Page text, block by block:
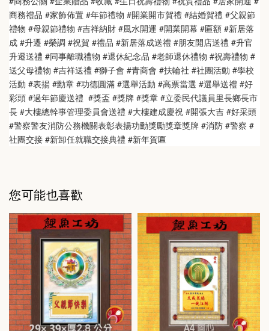
商務禮品 #家飾佈置 #年節禮物 #開業開市賀禮 #結婚賀禮 #父親節
禮物 #母親節禮物 #吉祥納財 #風水開運 #開業開幕 #匾額 #新居落
成 #升遷 #榮調 #祝賀 #禮品 #新居落成送禮 #朋友開店送禮 #升官
升遷送禮 #同事離職禮物 #退休紀念品 #老師退休禮物 #祝壽禮物 #
送父母禮物 #吉祥送禮 #獅子會 #青商會 #扶輪社 #社團活動 #學校
活動 #表揚 #勳章 #功德圓滿 #選舉活動 #高票當選 #選舉送禮 #好
彩頭 #過年節慶送禮  #獎盃 #獎牌 #獎章 #立委民代議員里長鄉長市
長 #大樓總幹事管理委員會送禮 #大樓建成慶祝 #開張大吉 #好采頭
#警察警友消防公務機關表彰表揚功勳獎勵獎章獎牌 #消防 #警察 #
社團交接 #新卸任就職交接典禮 #新年賀匾
您可能也喜歡